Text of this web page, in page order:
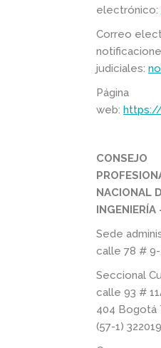
electrónico:
Correo
judiciales:
Página
web:
CONSEJO
NACIONAL
INGENIERÍA
Sede
calle 78 #
Seccional
calle 93 #
404 Bogotá
(57-1)